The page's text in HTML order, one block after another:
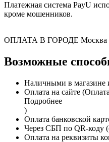
Платежная система PayU
кроме мошенников.
ОПЛАТА В ГОРОДЕ Москва
Возможные
Наличными в магазине
Оплата на сайте
Подробнее
)
Оплата банковской
Через СБП по QR-коду
Оплата на реквизиты